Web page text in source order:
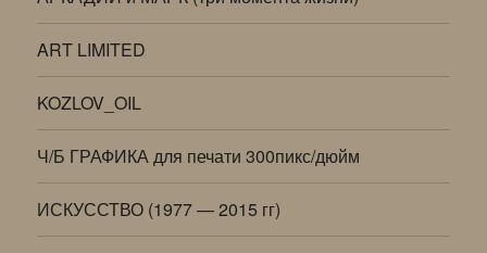
ART LIMITED
KOZLOV_OIL
Ч/Б ГРАФИКА для печати 300пикс/дюйм
ИСКУССТВО (1977 — 2015 гг)